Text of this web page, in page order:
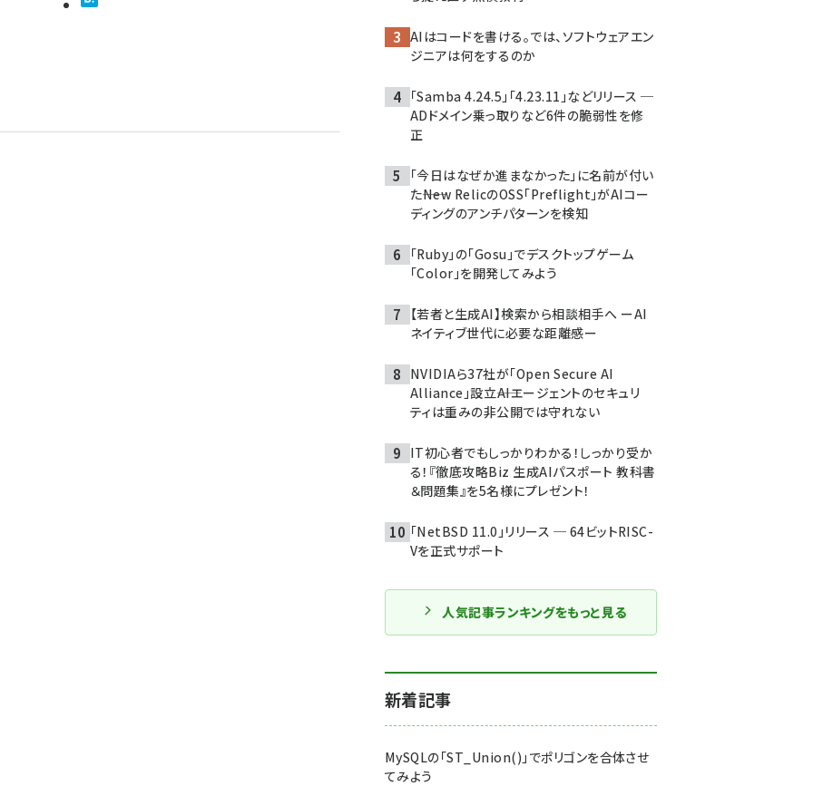
AIはコードを書ける。では、ソフトウェアエン
ジニアは何をするのか
「Samba 4.24.5」「4.23.11」などリリース ─
ADドメイン乗っ取りなど6件の脆弱性を修
正
「今日はなぜか進まなかった」に名前が付い
た――New RelicのOSS「Preflight」がAIコー
ディングのアンチパターンを検知
「Ruby」の「Gosu」でデスクトップゲーム
「Color」を開発してみよう
【若者と生成AI】検索から相談相手へ ーAI
ネイティブ世代に必要な距離感ー
NVIDIAら37社が「Open Secure AI
Alliance」設立――AIエージェントのセキュリ
ティは重みの非公開では守れない
IT初心者でもしっかりわかる！しっかり受か
る！『徹底攻略Biz 生成AIパスポート 教科書
＆問題集』を5名様にプレゼント！
「NetBSD 11.0」リリース ─ 64ビットRISC-
Vを正式サポート
人気記事ランキングをもっと見る
新着記事
MySQLの「ST_Union()」でポリゴンを合体させ
てみよう